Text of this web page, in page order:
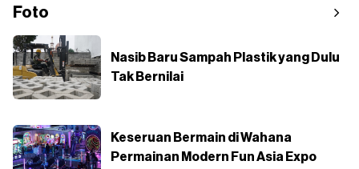
Foto
Nasib Baru Sampah Plastik yang Dulu
Tak Bernilai
Keseruan Bermain di Wahana
Permainan Modern Fun Asia Expo